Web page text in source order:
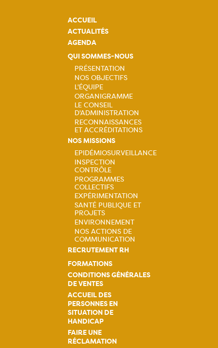
ACCUEIL
ACTUALITÉS
AGENDA
QUI SOMMES-NOUS
Navigation
principale
PRÉSENTATION
NOS OBJECTIFS
L'ÉQUIPE
ORGANIGRAMME
LE CONSEIL
D'ADMINISTRATION
RECONNAISSANCES
ET ACCRÉDITATIONS
NOS MISSIONS
Navigation
principale
EPIDÉMIOSURVEILLANCE
INSPECTION
CONTRÔLE
PROGRAMMES
COLLECTIFS
EXPÉRIMENTATION
SANTÉ PUBLIQUE ET
PROJETS
ENVIRONNEMENT
NOS ACTIONS DE
COMMUNICATION
RECRUTEMENT RH
FORMATIONS
CONDITIONS GÉNÉRALES
DE VENTES
ACCUEIL DES
PERSONNES EN
SITUATION DE
HANDICAP
FAIRE UNE
RÉCLAMATION